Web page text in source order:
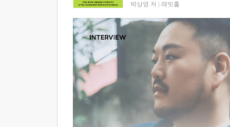
박상영 저 래빗홀